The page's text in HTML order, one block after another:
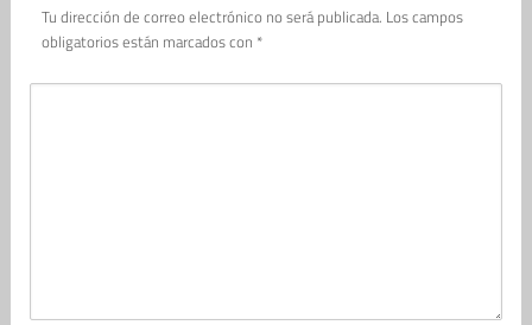
Tu dirección de correo electrónico no será publicada. Los campos
obligatorios están marcados con *